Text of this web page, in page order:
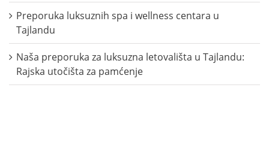
Preporuka luksuznih spa i wellness centara u
Tajlandu
Naša preporuka za luksuzna letovališta u Tajlandu:
Rajska utočišta za pamćenje